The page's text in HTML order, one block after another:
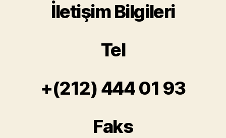
İletişim Bilgileri
Tel
+(212) 444 01 93
Faks